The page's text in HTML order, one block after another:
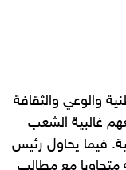
والوعي والثقافة
غالبية الشعب
فيما يحاول رئيس